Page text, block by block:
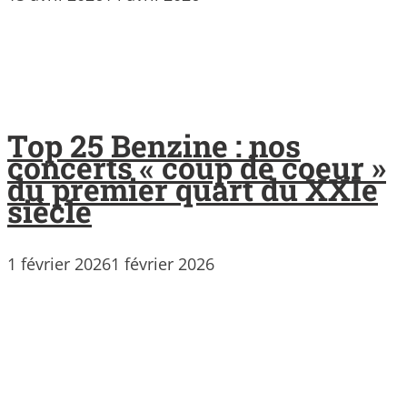
Top 25 Benzine : nos
concerts « coup de coeur »
du premier quart du XXIe
siècle
1 février 20261 février 2026